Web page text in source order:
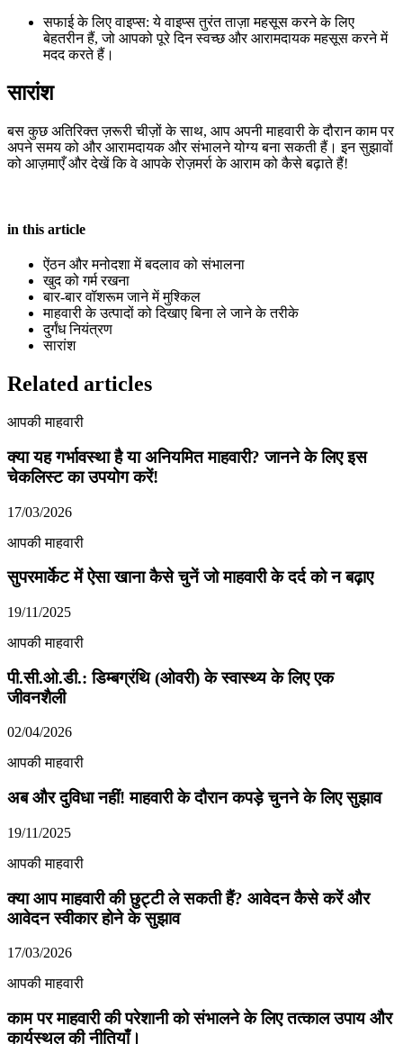
सफाई के लिए वाइप्स: ये वाइप्स तुरंत ताज़ा महसूस करने के लिए
बेहतरीन हैं, जो आपको पूरे दिन स्वच्छ और आरामदायक महसूस करने में
मदद करते हैं।
सारांश
बस कुछ अतिरिक्त ज़रूरी चीज़ों के साथ, आप अपनी माहवारी के दौरान काम पर
अपने समय को और आरामदायक और संभालने योग्य बना सकती हैं। इन सुझावों
को आज़माएँ और देखें कि वे आपके रोज़मर्रा के आराम को कैसे बढ़ाते हैं!
in this article
ऐंठन और मनोदशा में बदलाव को संभालना
खुद को गर्म रखना
बार-बार वॉशरूम जाने में मुश्किल
माहवारी के उत्पादों को दिखाए बिना ले जाने के तरीके
दुर्गंध नियंत्रण
सारांश
Related articles
आपकी माहवारी
क्या यह गर्भावस्था है या अनियमित माहवारी? जानने के लिए इस
चेकलिस्ट का उपयोग करें!
17/03/2026
आपकी माहवारी
सुपरमार्केट में ऐसा खाना कैसे चुनें जो माहवारी के दर्द को न बढ़ाए
19/11/2025
आपकी माहवारी
पी.सी.ओ.डी.: डिम्बग्रंथि (ओवरी) के स्वास्थ्य के लिए एक
जीवनशैली
02/04/2026
आपकी माहवारी
अब और दुविधा नहीं! माहवारी के दौरान कपड़े चुनने के लिए सुझाव
19/11/2025
आपकी माहवारी
क्या आप माहवारी की छुट्टी ले सकती हैं? आवेदन कैसे करें और
आवेदन स्वीकार होने के सुझाव
17/03/2026
आपकी माहवारी
काम पर माहवारी की परेशानी को संभालने के लिए तत्काल उपाय और
कार्यस्थल की नीतियाँ।